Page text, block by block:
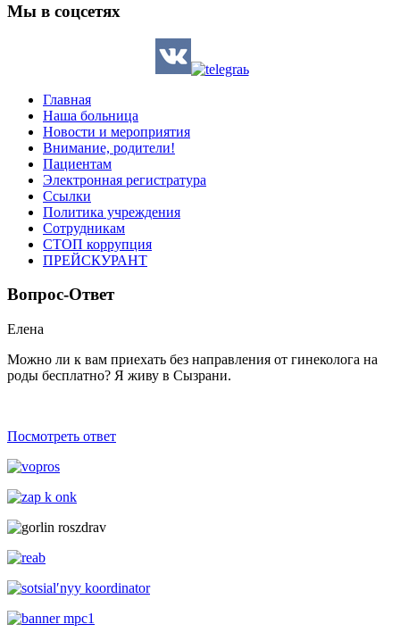
Мы в соцсетях
Главная
Наша больница
Новости и мероприятия
Внимание, родители!
Пациентам
Электронная регистратура
Ссылки
Политика учреждения
Сотрудникам
СТОП коррупция
ПРЕЙСКУРАНТ
Вопрос-Ответ
Елена
Можно ли к вам приехать без направления от гинеколога на
роды беcплатно? Я живу в Сызрани.
Посмотреть ответ